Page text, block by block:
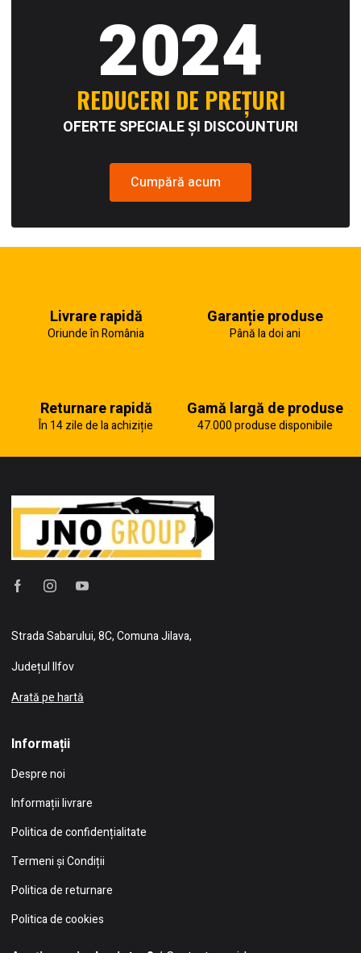
2024
REDUCERI DE PREȚURI
OFERTE SPECIALE ȘI DISCOUNTURI
Cumpără acum
Livrare rapidă
Oriunde în România
Garanție produse
Până la doi ani
Returnare rapidă
În 14 zile de la achiziție
Gamă largă de produse
47.000 produse disponibile
Strada Sabarului, 8C, Comuna Jilava,
Județul Ilfov
Arată pe hartă
Informații
Despre noi
Informații livrare
Politica de confidențialitate
Termeni și Condiții
Politica de returnare
Politica de cookies